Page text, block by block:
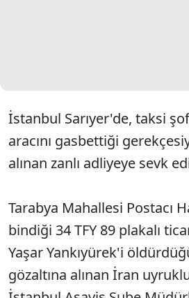
İstanbul Sarıyer'de, taksi
aracını gasbettiği
alınan zanlı adliyeye sevk
Tarabya Mahallesi Postacı
bindiği 34 TFY 89 plakalı
Yaşar Yankıyürek'i
gözaltına alınan İran